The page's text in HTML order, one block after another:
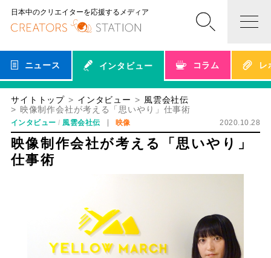
日本中のクリエイターを応援するメディア
ニュース インタビュー コラム レ
サイトトップ インタビュー
風雲会社伝
映像制作会社が考える「思いやり」仕事術
インタビュー 風雲会社伝 映像 2020.10.28
映像制作会社が考える「思いやり」
仕事術